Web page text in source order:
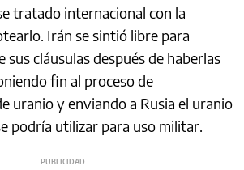
tratado internacional con la
Irán se sintió libre para
sus cláusulas después de haberlas
fin al proceso de
uranio y enviando a Rusia el uranio
podría utilizar para uso militar.